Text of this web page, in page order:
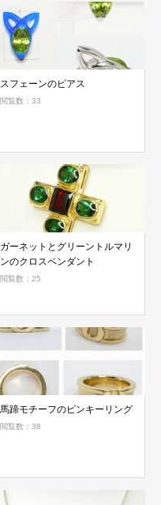
スフェーンのピアス
閲覧数：33
ガーネットとグリーントルマリ
ンのクロスペンダント
閲覧数：25
馬蹄モチーフのピンキーリング
閲覧数：38